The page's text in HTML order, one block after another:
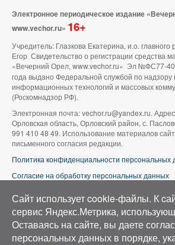
Электронное периодическое издание
www.vechor.ru» 16+
Учредитель: Глазкова Екатерина, и.о. главного
Егор Свидетельство о регистрации средства
«Вечерний Орел, www.vechor.ru» Эл №ФС77-
года выдано Федеральной службой по надзору
информационных технологий и массовых
(Роскомнадзор РФ).
Электронная почта: vechor.ru@yandex.ru.
Орловская область, Орловский район, с.
991 410 48 49. Использование материалов
письменного согласия редакции.
Политика конфиденциальности персональных
Согласие на обработку персональных данных
Аэросъемка в Орле»
Сайт использует cookie-файлы. К
сервис Яндекс.Метрика,
Оставаясь на сайте, вы даете
персональных данных в порядке,